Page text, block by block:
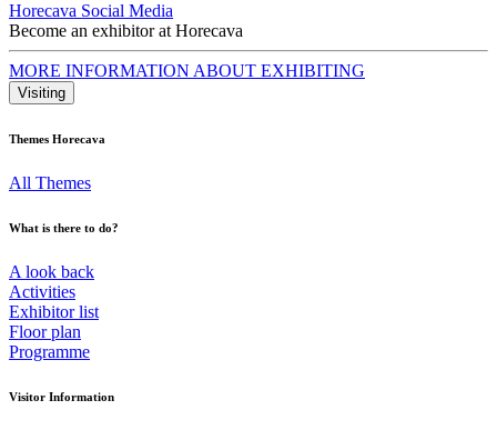
Horecava Social Media
Become an exhibitor at Horecava
MORE INFORMATION ABOUT EXHIBITING
Visiting
Themes Horecava
All Themes
What is there to do?
A look back
Activities
Exhibitor list
Floor plan
Programme
Visitor Information